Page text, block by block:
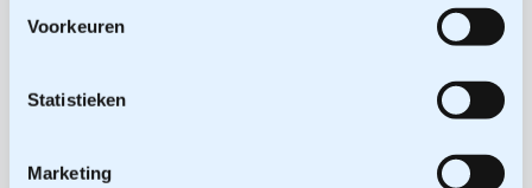
Voorkeuren
Statistieken
Marketing
andere stakeholders weet.
In een MGA-onderhandeling probeer je zoveel
Probeer daarom alles wat jij zelf makkelijk
Het behalen van een overeenkomst is geen